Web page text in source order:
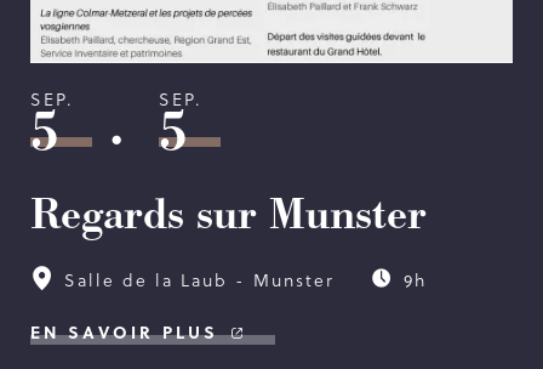
SEP.
5 . SEP.
5
Regards sur Munster
Salle de la Laub - Munster 9h
EN SAVOIR PLUS